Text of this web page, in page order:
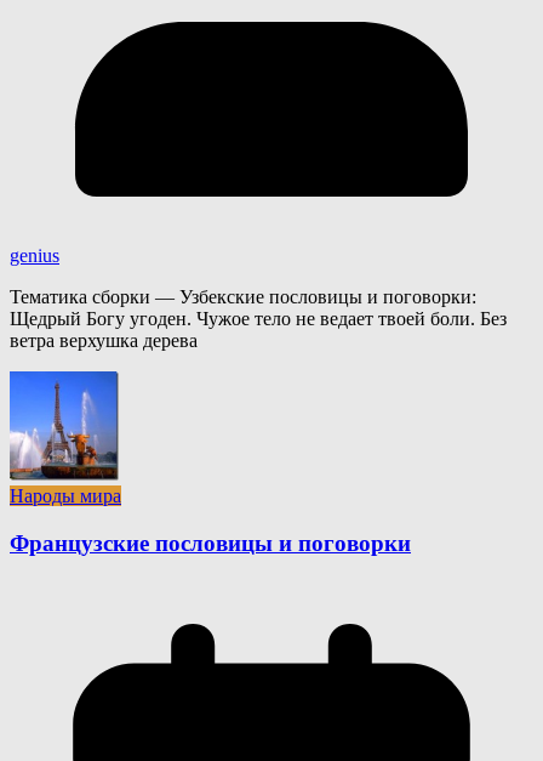
genius
Тематика сборки — Узбекские пословицы и поговорки:
Щедрый Богу угоден. Чужое тело не ведает твоей боли. Без
ветра верхушка дерева
Народы мира
Французские пословицы и поговорки